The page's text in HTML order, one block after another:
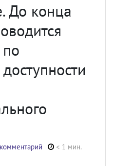
До конца
< 1 мин.